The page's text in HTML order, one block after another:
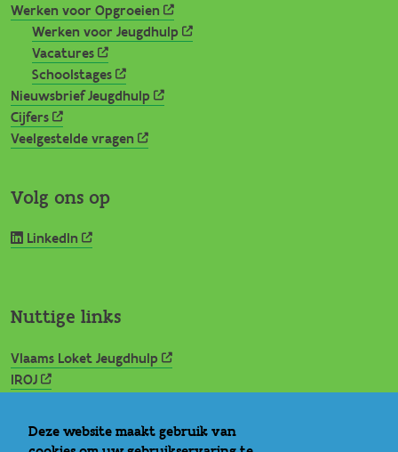
Deze website maakt gebruik van
Werken voor Opgroeien
Werken voor Jeugdhulp
Vacatures
Schoolstages
Nieuwsbrief Jeugdhulp
Cijfers
Veelgestelde vragen
Volg ons op
LinkedIn
Nuttige links
Vlaams Loket Jeugdhulp
IROJ
Rechtspositie minderjarige
Ideale wereld